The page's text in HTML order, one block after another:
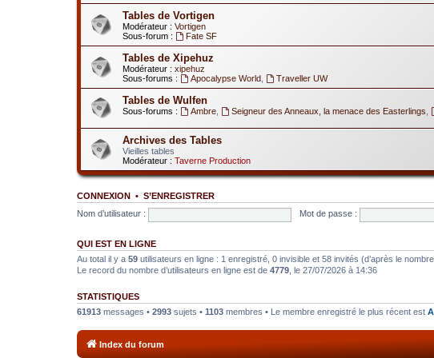
Tables de Vortigen
Modérateur : Vortigen
Sous-forum :
Fate SF
Tables de Xipehuz
Modérateur : xipehuz
Sous-forums :
Apocalypse World, Traveller UW
Tables de Wulfen
Sous-forums : Ambre, Seigneur des Anneaux, la menace des Easterlings
Archives des Tables
Vieilles tables
Modérateur : Taverne Production
CONNEXION • S’ENREGISTRER
Nom d’utilisateur :
Mot de passe :
QUI EST EN LIGNE
Au total il y a 59 utilisateurs en ligne : 1 enregistré, 0 invisible et 58 invités (d’après le
Le record du nombre d’utilisateurs en ligne est de 4779 , le 27/07/2026 à 14:36
STATISTIQUES
61913 messages • 2993 sujets • 1103 membres • Le membre enregistré le plus récent est
Index du forum